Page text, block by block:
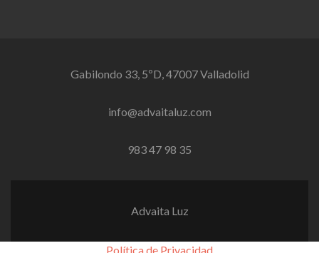
Gabilondo 33, 5ºD, 47007 Valladolid
info@advaitaluz.com
983 47 98 35
Advaita Luz
Política de Privacidad